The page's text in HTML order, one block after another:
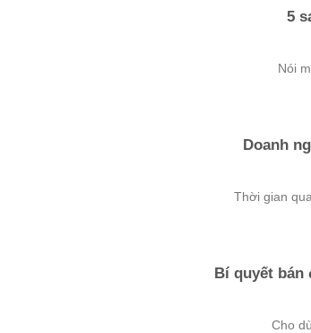
5
Nói
Doanh
Thời gian
Bí quyết
Cho